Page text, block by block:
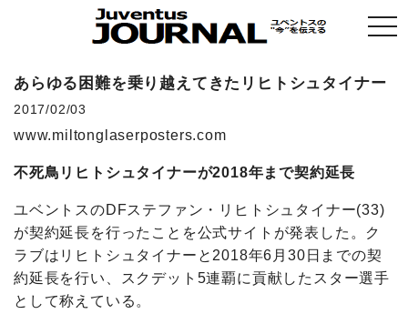
あらゆる困難を乗り越えてきたリヒトシュタイナー
2017/02/03
www.miltonglaserposters.com
不死鳥リヒトシュタイナーが2018年まで契約延長
ユベントスのDFステファン・リヒトシュタイナー(33)
が契約延長を行ったことを公式サイトが発表した。ク
ラブはリヒトシュタイナーと2018年6月30日までの契
約延長を行い、スクデット5連覇に貢献したスター選手
として称えている。